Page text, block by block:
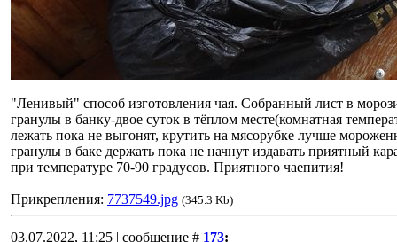
"Ленивый" способ изготовления чая. Собранный лист в
гранулы в банку-двое суток в тёплом месте(комнатная
лежать пока не выгонят, крутить на мясорубке лучше
гранулы в баке держать пока не начнут издавать приятный
при температуре 70-90 градусов. Приятного чаепития!
Прикрепления: 7737549.jpg (345.3 Kb)
03.07.2022, 11:25 | сообщение # 173: